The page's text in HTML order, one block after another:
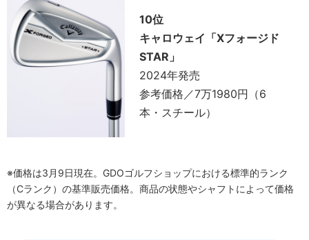
10位
キャロウェイ「Xフォージド
STAR」
2024年発売
参考価格／7万1980円（6
本・スチール）
※価格は3月9日現在。GDOゴルフショップにおける標準的ランク
（Cランク）の基準販売価格。商品の状態やシャフトによって価格
が異なる場合があります。